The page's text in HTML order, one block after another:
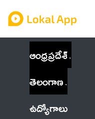
ఆంధ్రప్రదేశ్
తెలంగాణ
ఉద్యోగాలు